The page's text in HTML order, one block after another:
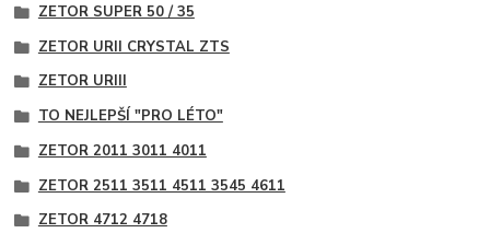
ZETOR SUPER 50 / 35
ZETOR URII CRYSTAL ZTS
ZETOR URIII
TO NEJLEPŠÍ "PRO LÉTO"
ZETOR 2011 3011 4011
ZETOR 2511 3511 4511 3545 4611
ZETOR 4712 4718